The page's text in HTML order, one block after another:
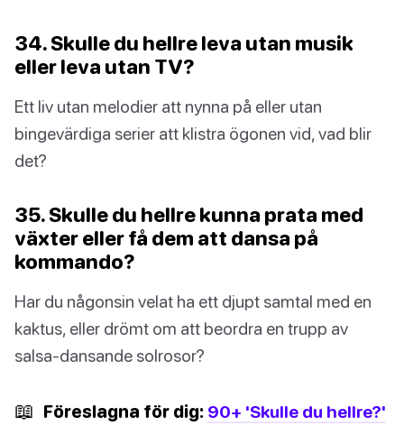
34. Skulle du hellre leva utan musik
eller leva utan TV?
Ett liv utan melodier att nynna på eller utan
bingevärdiga serier att klistra ögonen vid, vad blir
det?
35. Skulle du hellre kunna prata med
växter eller få dem att dansa på
kommando?
Har du någonsin velat ha ett djupt samtal med en
kaktus, eller drömt om att beordra en trupp av
salsa-dansande solrosor?
📖 Föreslagna för dig: 90+ 'Skulle du hellre?'